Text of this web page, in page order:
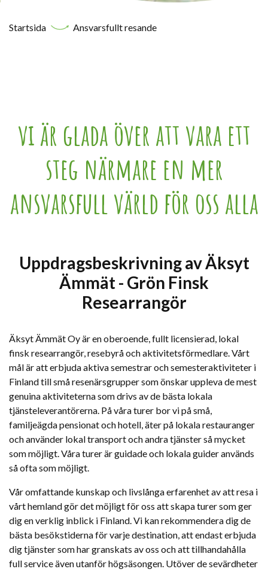
Startsida Ansvarsfullt resande
vi är glada över att vara ett
steg närmare en mer
ansvarsfull värld för oss alla
Uppdragsbeskrivning av Äksyt
Ämmät - Grön Finsk
Researrangör
Äksyt Ämmät Oy är en oberoende, fullt licensierad, lokal
finsk researrangör, resebyrå och aktivitetsförmedlare. Vårt
mål är att erbjuda aktiva semestrar och semesteraktiviteter i
Finland till små resenärsgrupper som önskar uppleva de mest
genuina aktiviteterna som drivs av de bästa lokala
tjänsteleverantörerna. På våra turer bor vi på små,
familjeägda pensionat och hotell, äter på lokala restauranger
och använder lokal transport och andra tjänster så mycket
som möjligt. Våra turer är guidade och lokala guider används
så ofta som möjligt.
Vår omfattande kunskap och livslånga erfarenhet av att resa i
vårt hemland gör det möjligt för oss att skapa turer som ger
dig en verklig inblick i Finland. Vi kan rekommendera dig de
bästa besökstiderna för varje destination, att endast erbjuda
dig tjänster som har granskats av oss och att tillhandahålla
full service även utanför högsäsongen. Utöver de sevärdheter